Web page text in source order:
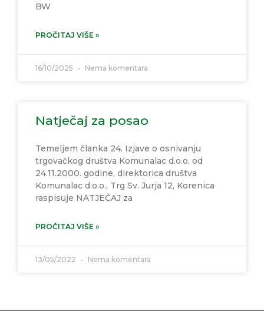
BW
PROČITAJ VIŠE »
16/10/2025 Nema komentara
Natječaj za posao
Temeljem članka 24. Izjave o osnivanju
trgovačkog društva Komunalac d.o.o. od
24.11.2000. godine, direktorica društva
Komunalac d.o.o., Trg Sv. Jurja 12, Korenica
raspisuje NATJEČAJ za
PROČITAJ VIŠE »
13/05/2022 Nema komentara